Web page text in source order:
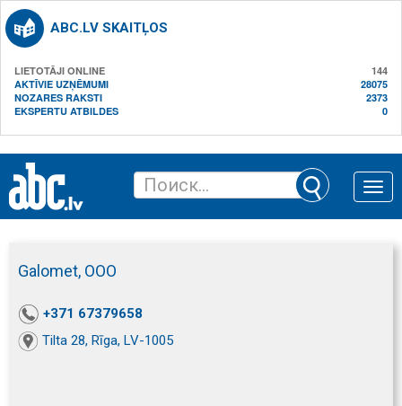
ABC.LV SKAITĻOS
LIETOTĀJI ONLINE
144
AKTĪVIE UZŅĒMUMI
28075
NOZARES RAKSTI
2373
EKSPERTU ATBILDES
0
Toggle
Galomet, ООО
+371 67379658
Tilta 28, Rīga, LV-1005